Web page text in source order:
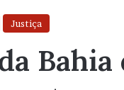
Justiça